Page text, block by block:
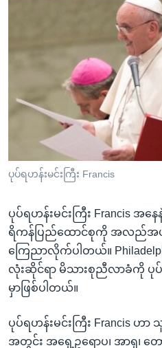
ကြည့်
စာမျက်နှာ
သို့
ကျော်
ရန်
ရှာဖွေ
ရန်
နေရာ
သို့
ရန်
အင်္ဂလိပ်စာလေ့လာမယ်
မကြေးမုံရဲ့ အင်္ဂလိပ်စာ
ရုပ်ရှင်ထဲက အင်္ဂလိပ်စာ
သုတပဒေသာ အင်္ဂလိပ်စာ
ရေဒီယိုနှင့်ရုပ်သံ အချက်အလက်မျ
ရေဒီယို/တီဗွီအစီအစဉ်
Learning English
ဗွီအိုအေ လူမှုကွန်ယက်များ
ဘာသာစကားများ
ပုပ်ရဟန်းမင်းကြီး Francis
ပုပ်ရဟန်းမင်းကြီး Francis အ
ရိကန်ပြည်ထောင်စုကို အလည်
ကြေညာလိုက်ပါတယ်။
လုံးဆိုင်ရာ မိသားစုညီလာခံကို ပု
မှာဖြစ်ပါတယ်။
ပုပ်ရဟန်းမင်းကြီး Francis ဟ
အတွင်း အရှေ့ဥရောပ၊ အာရှ၊ တ